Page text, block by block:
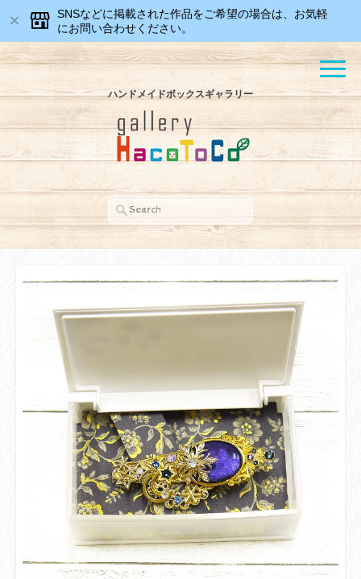
SNSなどに掲載された作品をご希望の場合は、お気軽
にお問い合わせください。
ハンドメイドボックスギャラリー